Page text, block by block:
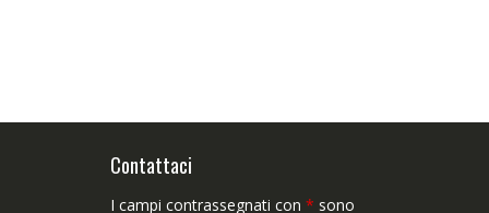
Contattaci
I campi contrassegnati con * sono